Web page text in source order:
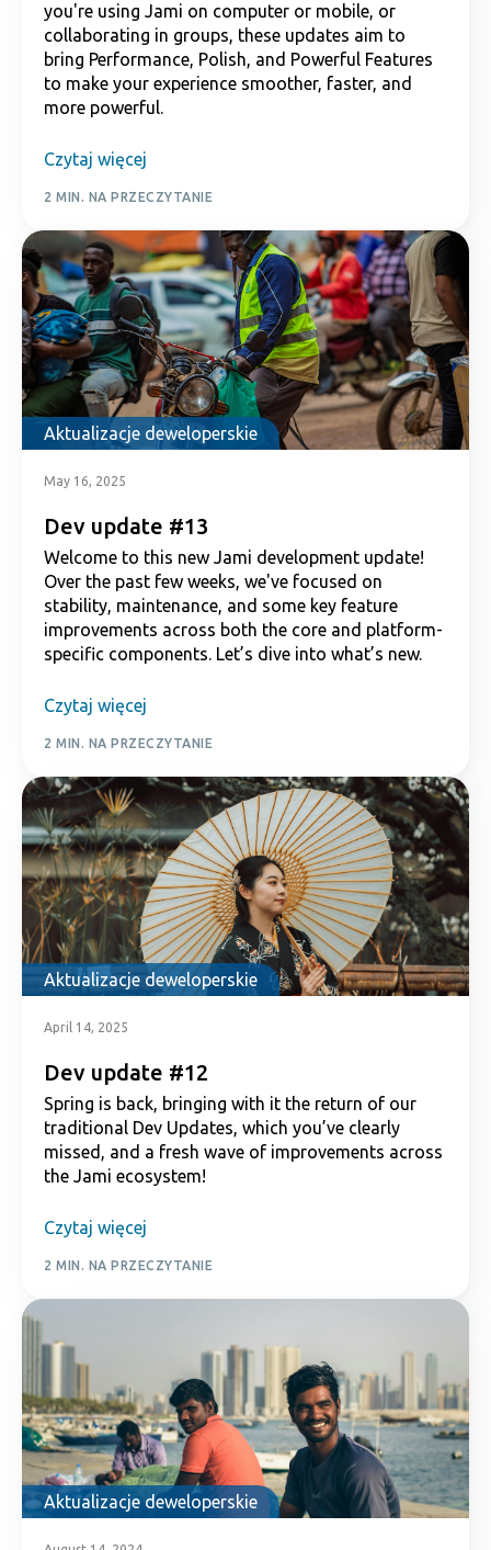
you're using Jami on computer or mobile, or
collaborating in groups, these updates aim to
bring Performance, Polish, and Powerful Features
to make your experience smoother, faster, and
more powerful.
Czytaj więcej
2 MIN. NA PRZECZYTANIE
Aktualizacje deweloperskie
May 16, 2025
Dev update #13
Welcome to this new Jami development update!
Over the past few weeks, we've focused on
stability, maintenance, and some key feature
improvements across both the core and platform-
specific components. Let’s dive into what’s new.
Czytaj więcej
2 MIN. NA PRZECZYTANIE
Aktualizacje deweloperskie
April 14, 2025
Dev update #12
Spring is back, bringing with it the return of our
traditional Dev Updates, which you’ve clearly
missed, and a fresh wave of improvements across
the Jami ecosystem!
Czytaj więcej
2 MIN. NA PRZECZYTANIE
Aktualizacje deweloperskie